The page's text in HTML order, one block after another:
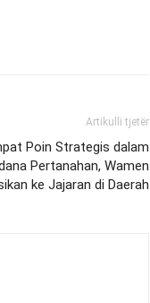
Artikulli tjetër
Poin Strategis dalam
Pertanahan, Wamen
ke Jajaran di Daerah